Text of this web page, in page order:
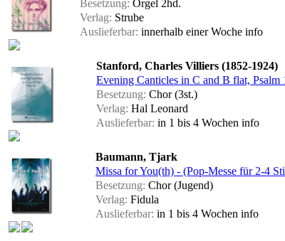
Besetzung: Orgel 2hd.
Verlag: Strube
Auslieferbar: innerhalb einer Woche info
Stanford, Charles Villiers (1852-1924)
Evening Canticles in C and B flat,
Besetzung: Chor (3st.)
Verlag: Hal Leonard
Auslieferbar: in 1 bis 4 Wochen info
Baumann, Tjark
Missa for You(th) - (Pop-Messe für 2-4
Besetzung: Chor (Jugend)
Verlag: Fidula
Auslieferbar: in 1 bis 4 Wochen info